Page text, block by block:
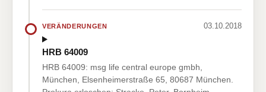
VERÄNDERUNGEN 03.10.2018
HRB 64009
HRB 64009: msg life central europe gmbh,
München, Elsenheimerstraße 65, 80687 München.